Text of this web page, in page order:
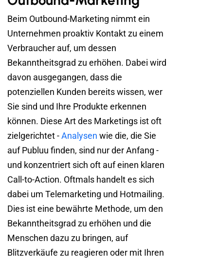
Beim Outbound-Marketing nimmt ein
Unternehmen proaktiv Kontakt zu einem
Verbraucher auf, um dessen
Bekanntheitsgrad zu erhöhen. Dabei wird
davon ausgegangen, dass die
potenziellen Kunden bereits wissen, wer
Sie sind und Ihre Produkte erkennen
können. Diese Art des Marketings ist oft
zielgerichtet -Analysen wie die, die Sie
auf Publuu finden, sind nur der Anfang -
und konzentriert sich oft auf einen klaren
Call-to-Action. Oftmals handelt es sich
dabei um Telemarketing und Hotmailing.
Dies ist eine bewährte Methode, um den
Bekanntheitsgrad zu erhöhen und die
Menschen dazu zu bringen, auf
Blitzverkäufe zu reagieren oder mit Ihren